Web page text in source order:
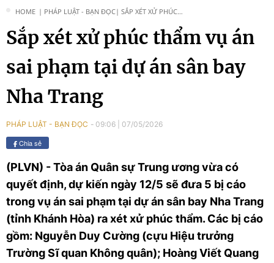
HOME | PHÁP LUẬT - BẠN ĐỌC| SẮP XÉT XỬ PHÚC
TẠI DỰ ÁN SÂN BAY NHA
TRANG
Sắp xét xử phúc thẩm vụ án
sai phạm tại dự án sân bay
Nha Trang
PHÁP LUẬT - BẠN ĐỌC 09:06 07/05/2026
Chia sẻ
(PLVN) - Tòa án Quân sự Trung ương vừa có
quyết định, dự kiến ngày 12/5 sẽ đưa 5 bị cáo
trong vụ án sai phạm tại dự án sân bay Nha Trang
(tỉnh Khánh Hòa) ra xét xử phúc thẩm. Các bị cáo
gồm: Nguyễn Duy Cường (cựu Hiệu trưởng
Trường Sĩ quan Không quân); Hoàng Viết Quang